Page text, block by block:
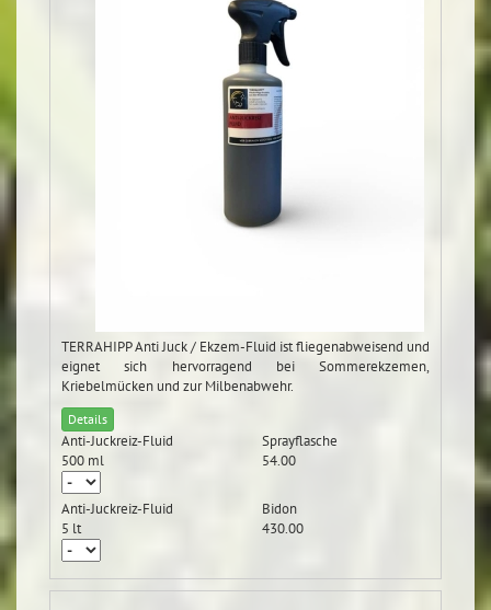
TERRAHIPP Anti Juck / Ekzem-Fluid ist fliegenabweisend und
eignet sich hervorragend bei Sommerekzemen,
Kriebelmücken und zur Milbenabwehr.
Details
Anti-Juckreiz-Fluid
Sprayflasche
500 ml
54.00
Anti-Juckreiz-Fluid
Bidon
5 lt
430.00